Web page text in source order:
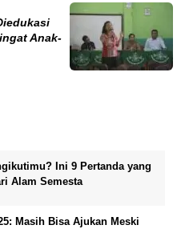
Anak-
Ini 9 Pertanda yang
Alam Semesta
Masih Bisa Ajukan Meski